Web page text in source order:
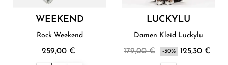
WEEKEND
Rock Weekend
259,00 €
LUCKYLU
Damen Kleid Luckylu
179,00 € -30% 125,30 €